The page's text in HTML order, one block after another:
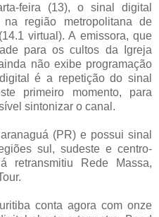
feira (13), o sinal digital
região metropolitana de
virtual). A emissora, que
para os cultos da Igreja
não exibe programação
é a repetição do sinal
primeiro momento, para
sintonizar o canal.
(PR) e possui sinal
sul, sudeste e centro-
Rede Massa,
conta agora com onze